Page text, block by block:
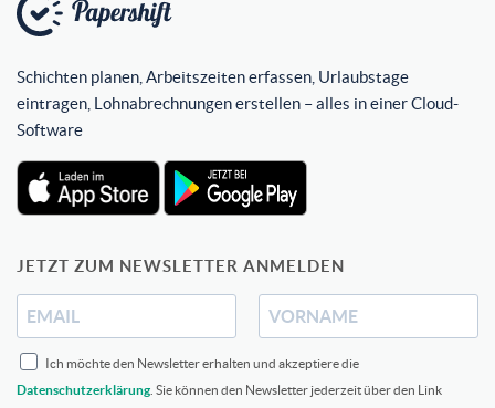
Schichten planen, Arbeitszeiten erfassen, Urlaubstage
eintragen, Lohnabrechnungen erstellen – alles in einer Cloud-
Software
JETZT ZUM NEWSLETTER ANMELDEN
Ich möchte den Newsletter erhalten und akzeptiere die
Datenschutzerklärung . Sie können den Newsletter jederzeit über den Link